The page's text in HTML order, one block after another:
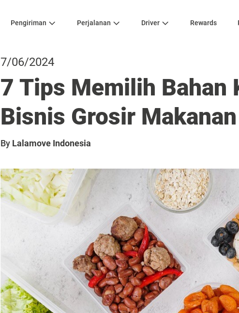
Pengiriman Perjalanan Driver Rewards
7/06/2024
7 Tips Memilih Bahan
Bisnis Grosir
By Lalamove Indonesia